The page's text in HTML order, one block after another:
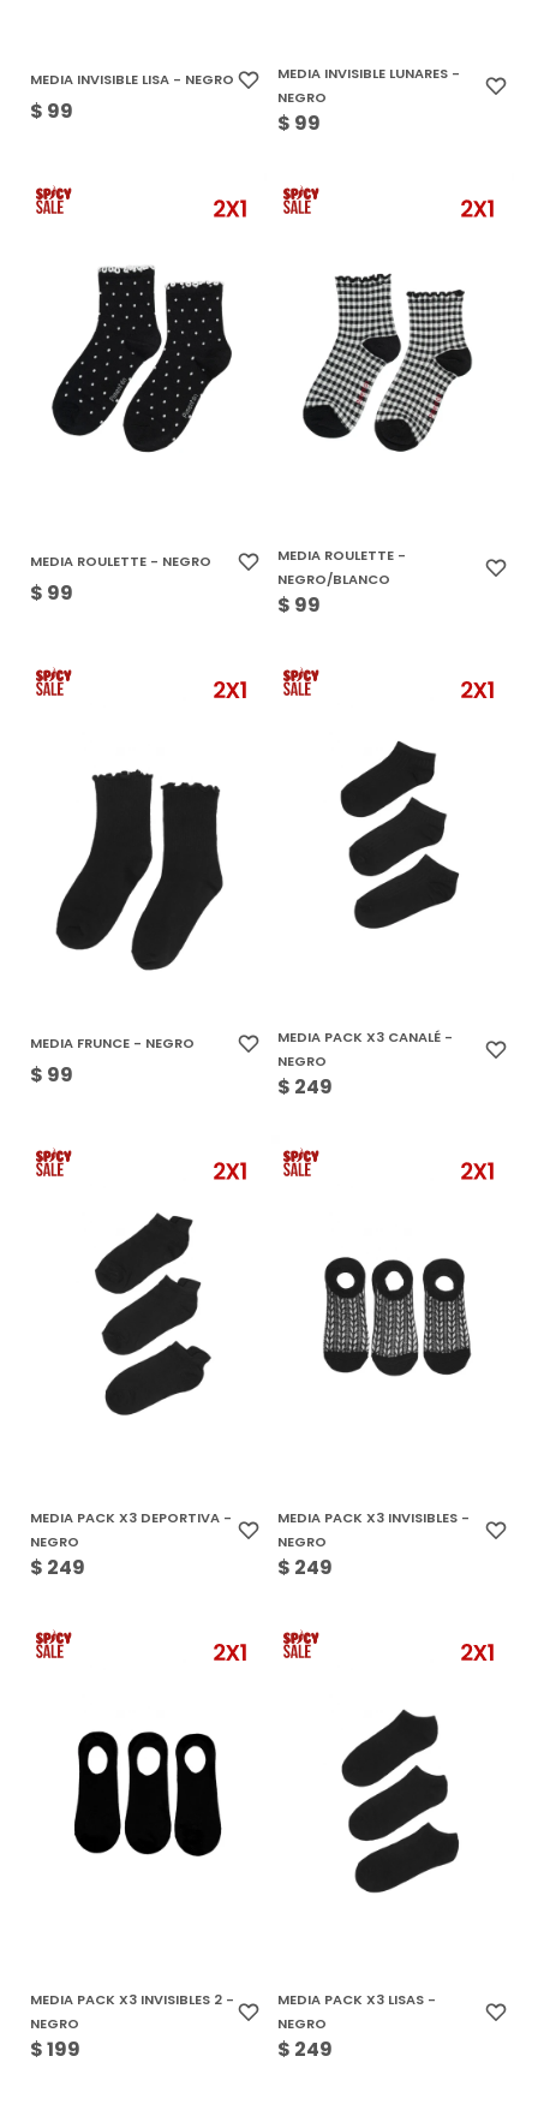
MEDIA INVISIBLE LISA - NEGRO
$ 99
MEDIA INVISIBLE LUNARES -
NEGRO
$ 99
MEDIA ROULETTE - NEGRO
$ 99
MEDIA ROULETTE -
NEGRO/BLANCO
$ 99
MEDIA FRUNCE - NEGRO
$ 99
MEDIA PACK X3 CANALÉ -
NEGRO
$ 249
MEDIA PACK X3 DEPORTIVA -
NEGRO
$ 249
MEDIA PACK X3 INVISIBLES -
NEGRO
$ 249
MEDIA PACK X3 INVISIBLES 2 -
NEGRO
$199
MEDIA PACK X3 LISAS -
NEGRO
$ 249